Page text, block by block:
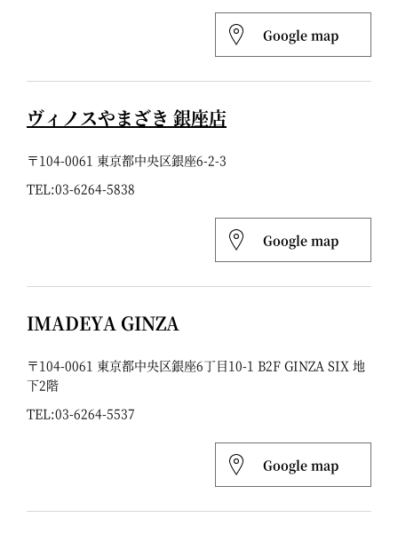
Google map
ヴィノスやまざき 銀座店
〒104-0061 東京都中央区銀座6-2-3
TEL:03-6264-5838
Google map
IMADEYA GINZA
〒104-0061 東京都中央区銀座6丁目10-1 B2F GINZA SIX 地
下2階
TEL:03-6264-5537
Google map